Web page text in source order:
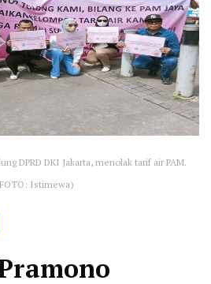
DPRD DKI Jakarta, menolak tarif air PAM.
Istimewa)